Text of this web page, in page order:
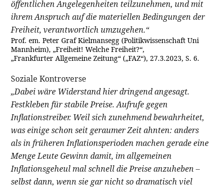
öffentlichen Angelegenheiten teilzunehmen, und mit
ihrem Anspruch auf die materiellen Bedingungen der
Freiheit, verantwortlich umzugehen.“
Prof. em. Peter Graf Kielmansegg (Politikwissenschaft Uni
Mannheim), „Freiheit! Welche Freiheit?“,
„Frankfurter Allgemeine Zeitung“ („FAZ“), 27.3.2023, S. 6.
Soziale Kontroverse
„Dabei wäre Widerstand hier dringend angesagt.
Festkleben für stabile Preise. Aufrufe gegen
Inflationstreiber. Weil sich zunehmend bewahrheitet,
was einige schon seit geraumer Zeit ahnten: anders
als in früheren Inflationsperioden machen gerade eine
Menge Leute Gewinn damit, im allgemeinen
Inflationsgeheul mal schnell die Preise anzuheben –
selbst dann, wenn sie gar nicht so dramatisch viel